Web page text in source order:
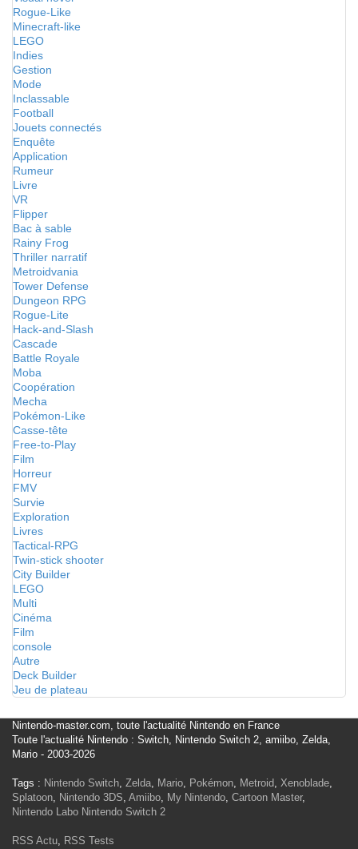
Rogue-Like
Minecraft-like
LEGO
Indies
Gestion
Mode
Inclassable
Football
Jouets connectés
Enquête
Application
Rumeur
Livre
VR
Flipper
Bac à sable
Rainy Frog
Thriller narratif
Metroidvania
Tower Defense
Dungeon RPG
Rogue-Lite
Hack-and-Slash
Cascade
Battle Royale
Moba
Coopération
Mecha
Pokémon-Like
Casse-tête
Free-to-Play
Film
Horreur
FMV
Survie
Exploration
Livres
Tactical-RPG
Twin-stick shooter
City Builder
LEGO
Multi
Cinéma
Film
console
Autre
Deck Builder
Jeu de plateau
Nintendo-master.com, toute l'actualité Nintendo en France
Toute l'actualité Nintendo : Switch, Nintendo Switch 2, amiibo, Zelda,
Mario - 2003-2026
Tags : Nintendo Switch, Zelda, Mario, Pokémon, Metroid, Xenoblade,
Splatoon, Nintendo 3DS, Amiibo, My Nintendo, Cartoon Master,
Nintendo Labo Nintendo Switch 2
RSS Actu, RSS Tests